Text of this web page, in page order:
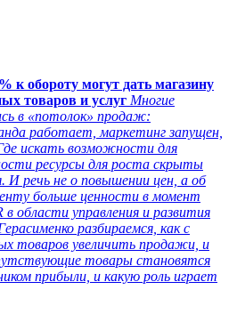
к обороту могут дать магазину
товаров и услуг Многие
в «потолок» продаж:
работает, маркетинг запущен,
искать возможности для
ресурсы для роста скрыты
И речь не о повышении цен, а об
больше ценности в момент
в области управления и развития
разбираемся, как с
товаров увеличить продажи, и
товары становятся
прибыли, и какую роль играет